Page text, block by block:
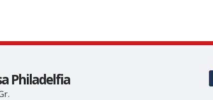
Philadelfia